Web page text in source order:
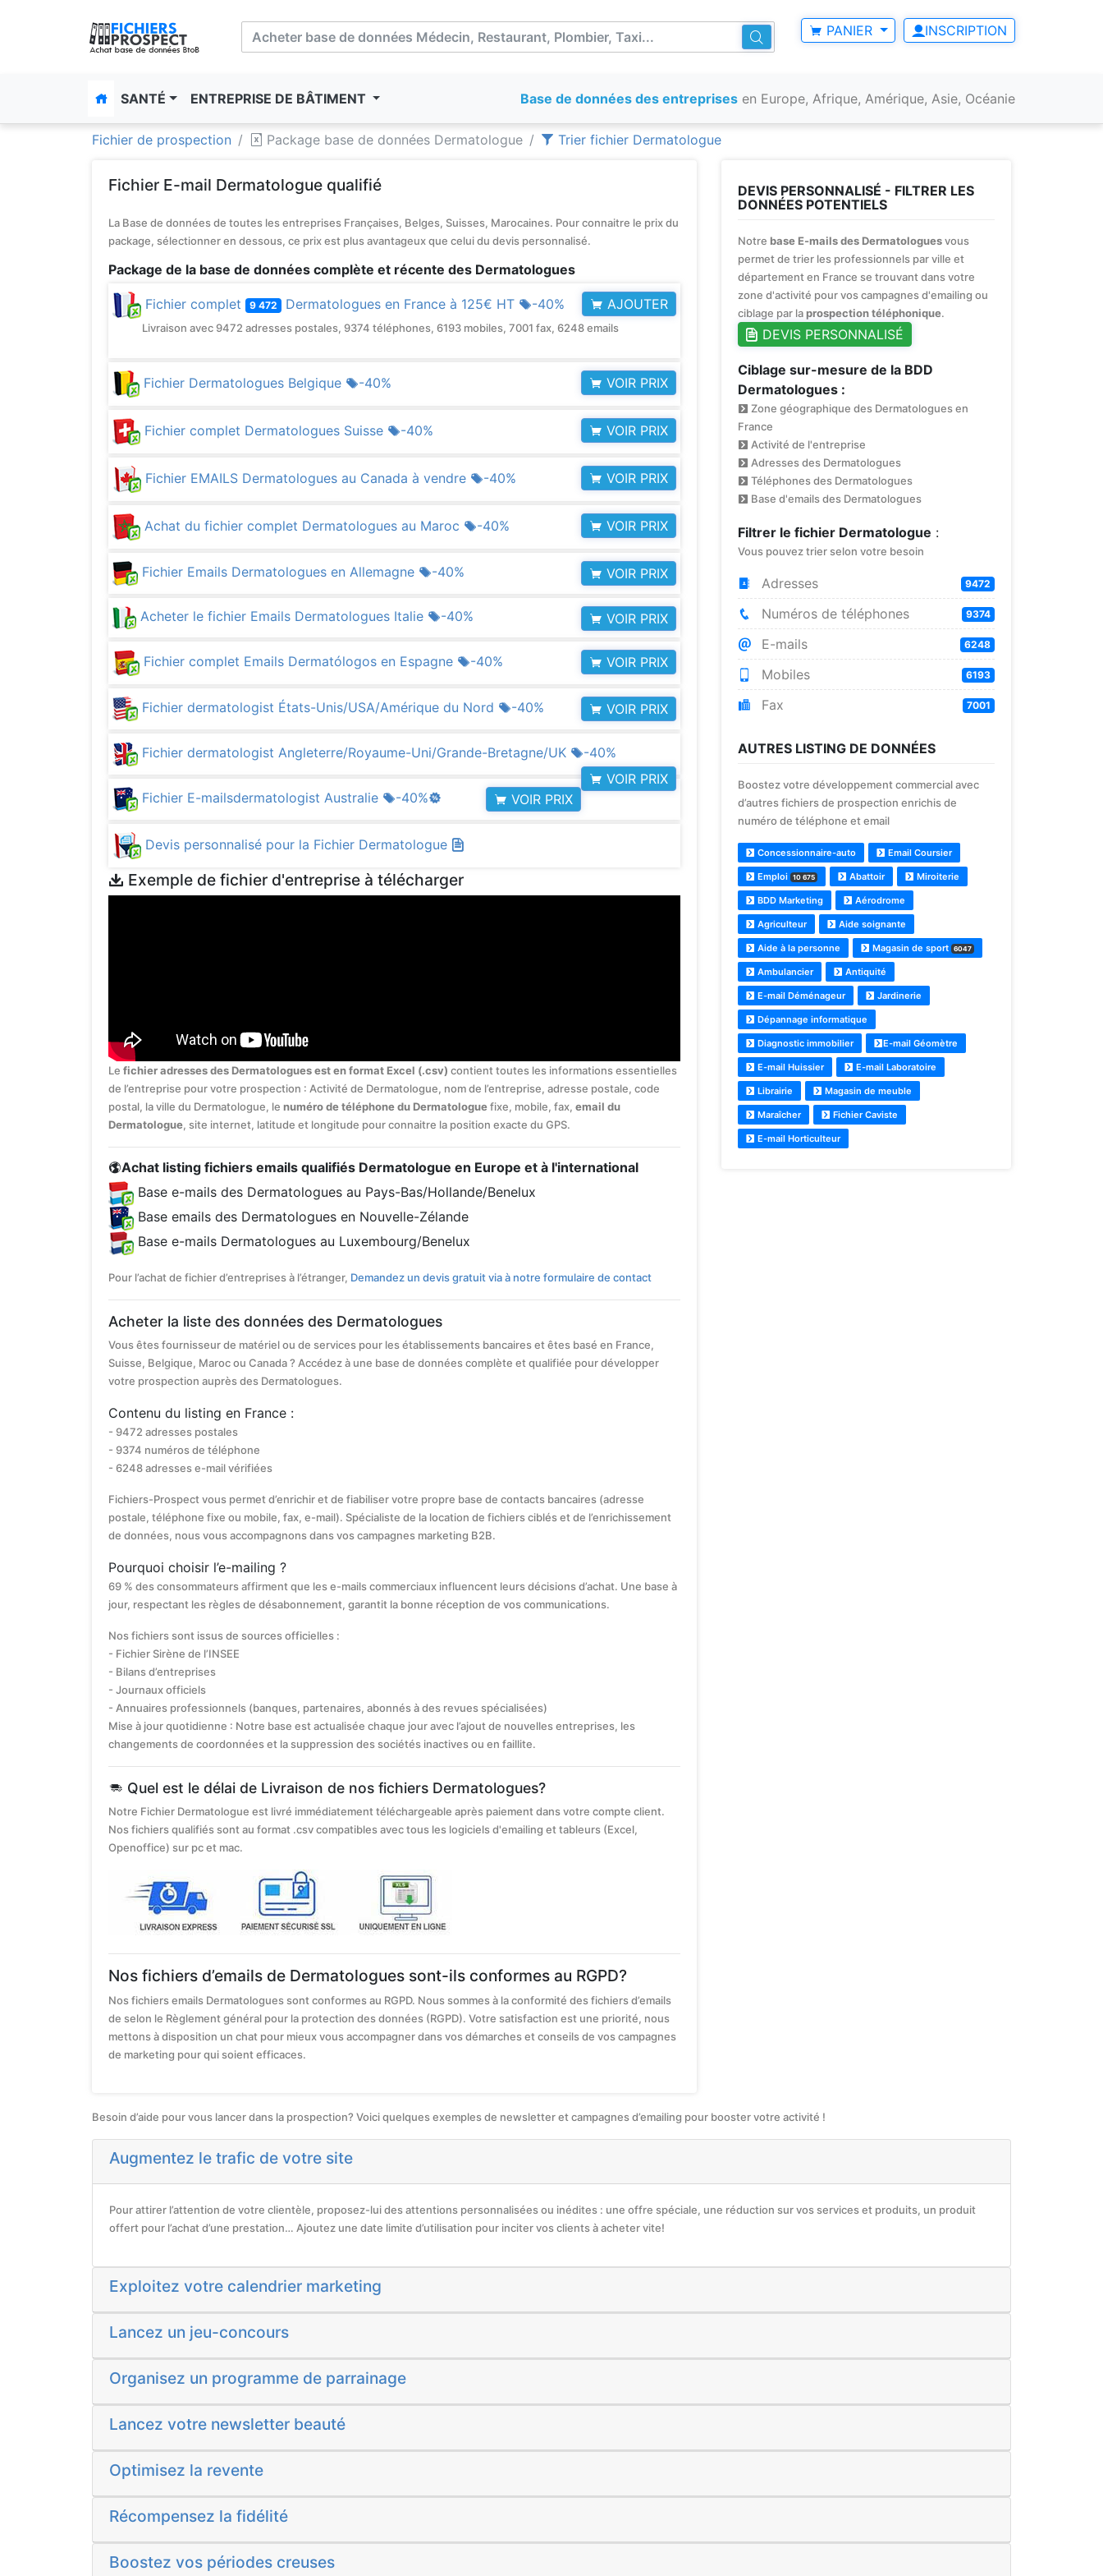
PANIER INSCRIPTION
SANTÉ ENTREPRISE DE BÂTIMENT Base de données des entreprises en Europe, Afrique, Amérique, Asie, Océanie
Fichier de prospection Package base de données Dermatologue Trier fichier Dermatologue
Fichier E-mail Dermatologue qualifié
La Base de données de toutes les entreprises Françaises, Belges, Suisses, Marocaines. Pour connaitre le prix du
package, sélectionner en dessous, ce prix est plus avantageux que celui du devis personnalisé.
Package de la base de données complète et récente des Dermatologues
Fichier complet 9 472 Dermatologues en France à 125€ HT -40% AJOUTER
Livraison avec 9472 adresses postales, 9374 téléphones, 6193 mobiles, 7001 fax, 6248 emails
Fichier Dermatologues Belgique -40% VOIR PRIX
Fichier complet Dermatologues Suisse -40% VOIR PRIX
Fichier EMAILS Dermatologues au Canada à vendre -40% VOIR PRIX
Achat du fichier complet Dermatologues au Maroc -40% VOIR PRIX
Fichier Emails Dermatologues en Allemagne -40% VOIR PRIX
Acheter le fichier Emails Dermatologues Italie -40% VOIR PRIX
Fichier complet Emails Dermatólogos en Espagne -40% VOIR PRIX
Fichier dermatologist États-Unis/USA/Amérique du Nord -40% VOIR PRIX
Fichier dermatologist Angleterre/Royaume-Uni/Grande-Bretagne/UK
-40%
VOIR PRIX
Fichier E-mailsdermatologist Australie
-40% VOIR PRIX
Devis personnalisé pour la Fichier Dermatologue
Exemple de fichier d'entreprise à télécharger
Le fichier adresses des Dermatologues est en format Excel (.csv) contient toutes les informations essentielles
de l’entreprise pour votre prospection : Activité de Dermatologue, nom de l’entreprise, adresse postale, code
postal, la ville du Dermatologue, le numéro de téléphone du Dermatologuefixe, mobile, fax, email du
Dermatologue, site internet, latitude et longitude pour connaitre la position exacte du GPS.
Achat listing fichiers emails qualifiés Dermatologue en Europe et à l'international
Base e-mails des Dermatologues au Pays-Bas/Hollande/Benelux
Base emails des Dermatologues en Nouvelle-Zélande
Base e-mails Dermatologues au Luxembourg/Benelux
Pour l’achat de fichier d’entreprises à l’étranger, Demandez un devis gratuit via à notre formulaire de contact
Acheter la liste des données des Dermatologues
Vous êtes fournisseur de matériel ou de services pour les établissements bancaires et êtes basé en France,
Suisse, Belgique, Maroc ou Canada ? Accédez à une base de données complète et qualifiée pour développer
votre prospection auprès des Dermatologues.
Contenu du listing en France :
- 9472 adresses postales
- 9374 numéros de téléphone
- 6248 adresses e-mail vérifiées
Fichiers-Prospect vous permet d’enrichir et de fiabiliser votre propre base de contacts bancaires (adresse
postale, téléphone fixe ou mobile, fax, e-mail). Spécialiste de la location de fichiers ciblés et de l’enrichissement
de données, nous vous accompagnons dans vos campagnes marketing B2B.
Pourquoi choisir l’e-mailing ?
69 % des consommateurs affirment que les e-mails commerciaux influencent leurs décisions d’achat. Une base à
jour, respectant les règles de désabonnement, garantit la bonne réception de vos communications.
Nos fichiers sont issus de sources officielles :
- Fichier Sirène de l’INSEE
- Bilans d’entreprises
- Journaux officiels
- Annuaires professionnels (banques, partenaires, abonnés à des revues spécialisées)
Mise à jour quotidienne : Notre base est actualisée chaque jour avec l’ajout de nouvelles entreprises, les
changements de coordonnées et la suppression des sociétés inactives ou en faillite.
Quel est le délai de Livraison de nos fichiers Dermatologues?
Notre Fichier Dermatologue est livré immédiatement téléchargeable après paiement dans votre compte client.
Nos fichiers qualifiés sont au format .csv compatibles avec tous les logiciels d'emailing et tableurs (Excel,
Openoffice) sur pc et mac.
Nos fichiers d’emails de Dermatologues sont-ils conformes au RGPD?
Nos fichiers emails Dermatologues sont conformes au RGPD. Nous sommes à la conformité des fichiers d’emails
de selon le Règlement général pour la protection des données (RGPD). Votre satisfaction est une priorité, nous
mettons à disposition un chat pour mieux vous accompagner dans vos démarches et conseils de vos campagnes
de marketing pour qui soient efficaces.
DEVIS PERSONNALISÉ - FILTRER LES
DONNÉES POTENTIELS
Notre base E-mails des Dermatologuesvous
permet de trier les professionnels par ville et
département en France se trouvant dans votre
zone d'activité pour vos campagnes d'emailing ou
ciblage par laprospection téléphonique.
DEVIS PERSONNALISÉ
Ciblage sur-mesure de la BDD
Dermatologues :
Zone géographique des Dermatologues en
France
Activité de l'entreprise
Adresses des Dermatologues
Téléphones des Dermatologues
Base d'emails des Dermatologues
Filtrer le fichier Dermatologue :
Vous pouvez trier selon votre besoin
Adresses 9472
Numéros de téléphones 9374
E-mails 6248
Mobiles 6193
Fax 7001
AUTRES LISTING DE DONNÉES
Boostez votre développement commercial avec
d’autres fichiers de prospection enrichis de
numéro de téléphone et email
Concessionnaire-auto Email Coursier
Emploi 10 675 Abattoir Miroiterie
BDD Marketing Aérodrome
Agriculteur Aide soignante
Aide à la personne Magasin de sport 6047
Ambulancier Antiquité
E-mail Déménageur Jardinerie
Dépannage informatique
Diagnostic immobilier E-mail Géomètre
E-mail Huissier E-mail Laboratoire
Librairie Magasin de meuble
Maraîcher Fichier Caviste
E-mail Horticulteur
Besoin d’aide pour vous lancer dans la prospection? Voici quelques exemples de newsletter et campagnes d’emailing pour booster votre activité !
Augmentez le trafic de votre site
Pour attirer l’attention de votre clientèle, proposez-lui des attentions personnalisées ou inédites : une offre spéciale, une réduction sur vos services et produits, un produit
offert pour l’achat d’une prestation… Ajoutez une date limite d’utilisation pour inciter vos clients à acheter vite!
Exploitez votre calendrier marketing
Lancez un jeu-concours
Organisez un programme de parrainage
Lancez votre newsletter beauté
Optimisez la revente
Récompensez la fidélité
Boostez vos périodes creuses